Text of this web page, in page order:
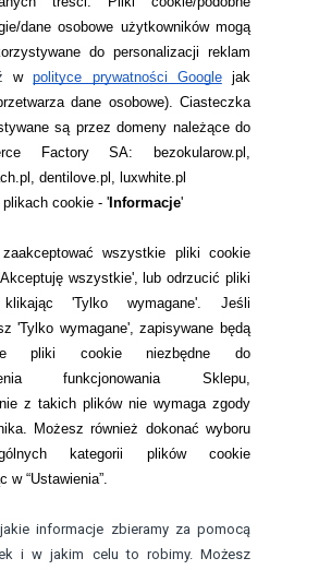
dane osobowe użytkowników mogą
do personalizacji reklam
wpolityce prywatności Googlejak
dane osobowe). Ciasteczka
są przez domeny należące do
Factory SA: bezokularow.pl,
dentilove.pl, luxwhite.pl
cookie - 'Informacje'
zaakceptować wszystkie pliki cookie
wszystkie', lub odrzucić pliki
'Tylko wymagane'. Jeśli
'Tylko wymagane', zapisywane będą
pliki cookie niezbędne do
funkcjonowania Sklepu,
z takich plików nie wymaga zgody
Możesz również dokonać wyboru
kategorii plików cookie
w “Ustawienia”.
informacje zbieramy za pomocą
i w jakim celu to robimy. Możesz
BEZOKULAROW.PL
EYELOVE EXCLUSIVE
PRO 3 SZT.
39,99 pln 57,99 pln